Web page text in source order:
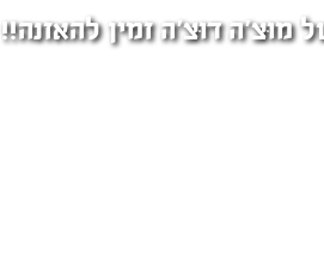
מוֹצָ'ה דוֹצָ'ה זמין להאזנה!!